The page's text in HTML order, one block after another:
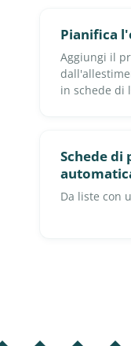
Pianifica
Aggiungi il
in schede di
Schede
Da liste con